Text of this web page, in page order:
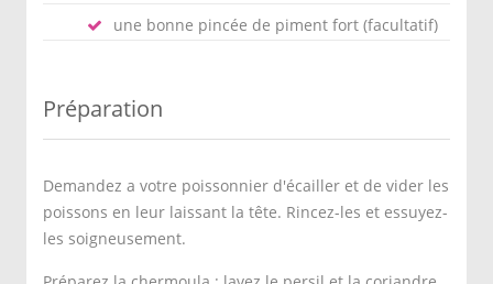
une bonne pincée de piment fort (facultatif)
Préparation
Demandez a votre poissonnier d'écailler et de vider les
poissons en leur laissant la tête. Rincez-les et essuyez-
les soigneusement.